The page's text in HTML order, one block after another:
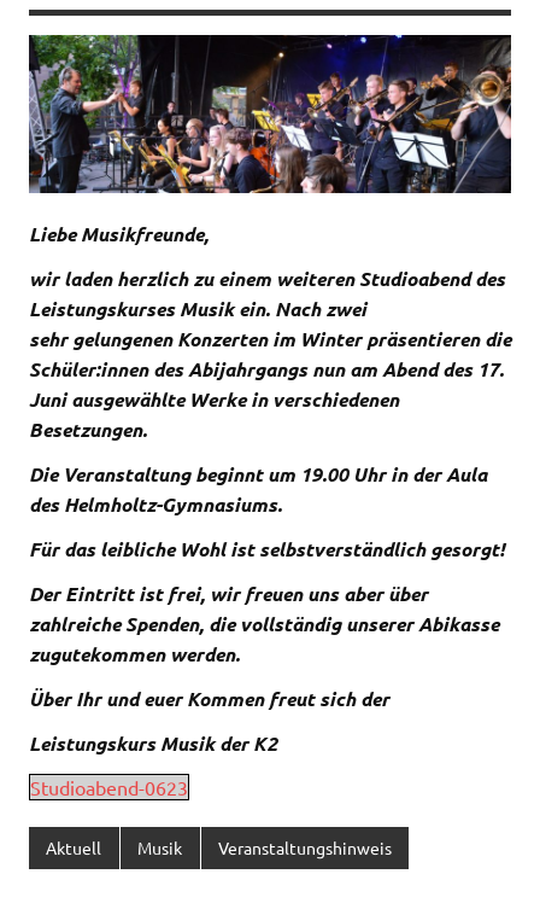
Liebe Musikfreunde,
wir laden herzlich zu einem weiteren Studioabend des
Leistungskurses Musik ein. Nach zwei
sehr gelungenen Konzerten im Winter präsentieren die
Schüler:innen des Abijahrgangs nun am Abend des 17.
Juni ausgewählte Werke in verschiedenen
Besetzungen.
Die Veranstaltung beginnt um 19.00 Uhr in der Aula
des Helmholtz-Gymnasiums.
Für das leibliche Wohl ist selbstverständlich gesorgt!
Der Eintritt ist frei, wir freuen uns aber über
zahlreiche Spenden, die vollständig unserer Abikasse
zugutekommen werden.
Über Ihr und euer Kommen freut sich der
Leistungskurs Musik der K2
Studioabend-0623
Aktuell Musik Veranstaltungshinweis